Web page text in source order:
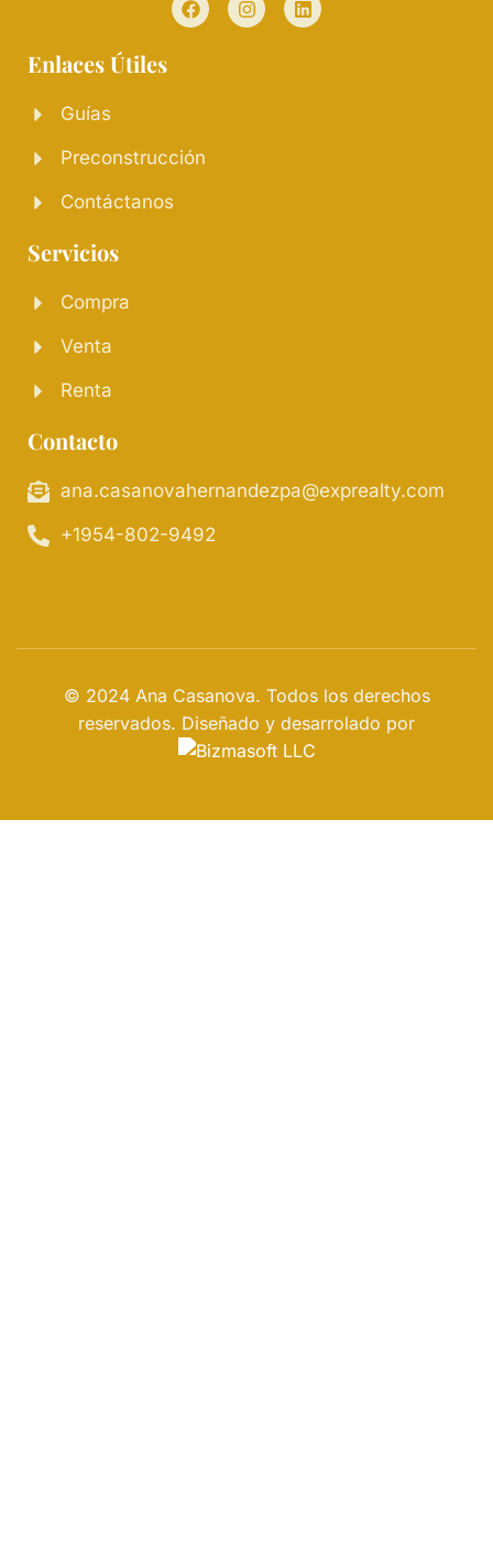
Enlaces Útiles
Guías
Preconstrucción
Contáctanos
Servicios
Compra
Venta
Renta
Contacto
ana.casanovahernandezpa@exprealty.com
+1954-802-9492
© 2024 Ana Casanova. Todos los derechos
reservados. Diseñado y desarrolado por